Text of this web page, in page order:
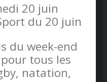
20 juin
du 20 juin
du week-end
tous les
natation,